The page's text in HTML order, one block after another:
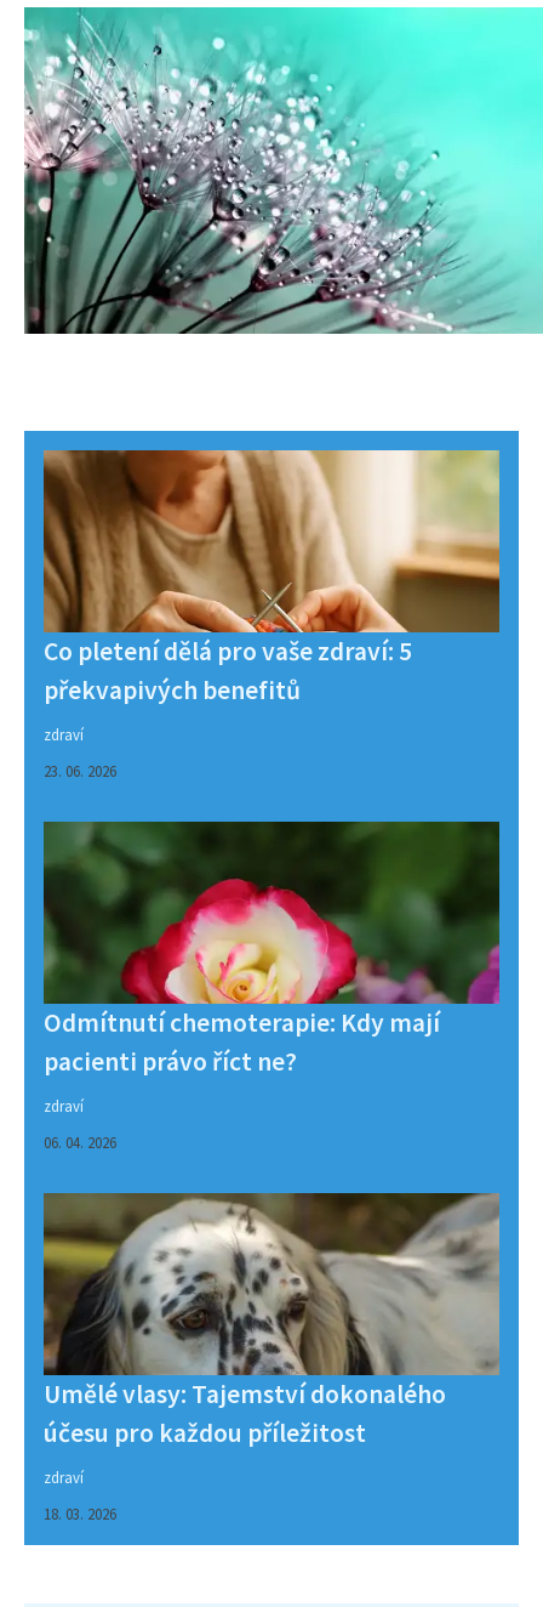
Co pletení dělá pro vaše zdraví: 5
překvapivých benefitů
zdraví
23. 06. 2026
Odmítnutí chemoterapie: Kdy mají
pacienti právo říct ne?
zdraví
06. 04. 2026
Umělé vlasy: Tajemství dokonalého
účesu pro každou příležitost
zdraví
18. 03. 2026